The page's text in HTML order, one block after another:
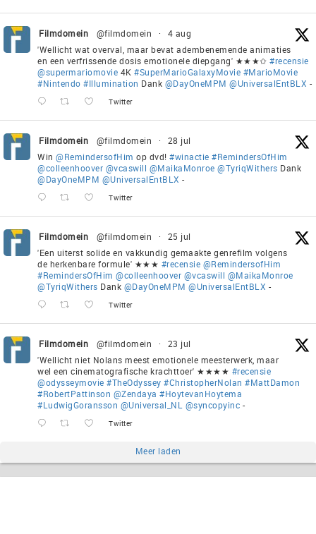
Filmdomein @filmdomein ·
4 aug
'Wellicht wat overval, maar bevat adembenemende animaties
en een verfrissende dosis emotionele diepgang' ★★★✩ #recensie
@supermariomovie 4K #SuperMarioGalaxyMovie #MarioMovie
#Nintendo #Illumination Dank @DayOneMPM @UniversalEntBLX -
Twitter
Filmdomein @filmdomein ·
28 jul
Win @RemindersofHim op dvd! #winactie #RemindersOfHim
@colleenhoover @vcaswill @MaikaMonroe @TyriqWithers Dank
@DayOneMPM @UniversalEntBLX -
Twitter
Filmdomein @filmdomein ·
25 jul
'Een uiterst solide en vakkundig gemaakte genrefilm volgens
de herkenbare formule' ★★★ #recensie @RemindersofHim
#RemindersOfHim @colleenhoover @vcaswill @MaikaMonroe
@TyriqWithers Dank @DayOneMPM @UniversalEntBLX -
Twitter
Filmdomein @filmdomein ·
23 jul
'Wellicht niet Nolans meest emotionele meesterwerk, maar
wel een cinematografische krachttoer' ★★★★ #recensie
@odysseymovie #TheOdyssey #ChristopherNolan #MattDamon
#RobertPattinson @Zendaya #HoytevanHoytema
#LudwigGoransson @Universal_NL @syncopyinc -
Twitter
Meer laden